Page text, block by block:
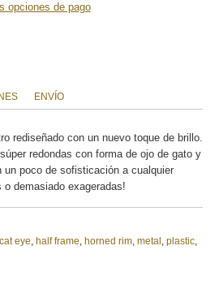
opciones de pago
ENVÍO
rediseñado con un nuevo toque de brillo.
redondas con forma de ojo de gato y
un poco de sofisticación a cualquier
demasiado exageradas!
cat eye half frame horned rim metal plastic